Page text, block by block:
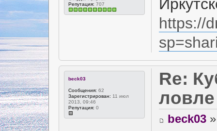
Репутация: 707
https://
beck03
Сообщения: 62
Зарегистрирован: 11 июл
2013, 09:46
Репутация: 0
Re:
beck03